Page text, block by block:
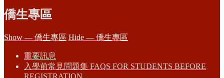
僑生專區
Show — 僑生專區 Hide — 僑生專區
重要訊息
入學前常見問題集 FAQS FOR STUDENTS BEFORE
REGISTRATION